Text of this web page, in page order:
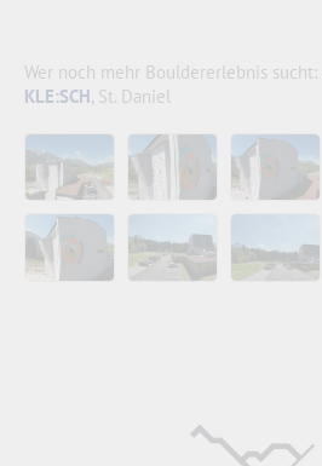
Wer noch mehr Bouldererlebnis sucht:
KLE:SCH, St. Daniel